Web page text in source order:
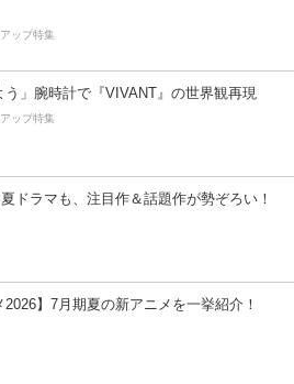
ップ特集
う」腕時計で『VIVANT』の世界観再現
ップ特集
ドラマも、注目作＆話題作が勢ぞろい！
2026】7月期夏の新アニメを一挙紹介！